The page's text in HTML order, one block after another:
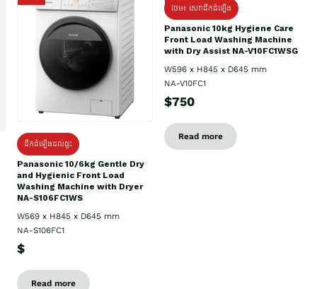
ដឹកដំឡើងដល់ផ្ទះ
Panasonic 10/6kg Gentle Dry
and Hygienic Front Load
Washing Machine with Dryer
NA-S106FC1WS
W569 x H845 x D645 mm
NA-S106FC1
$
Read more
ថែម៖ សេវាដឹកដំឡើង
Panasonic 10kg Hygiene Care
Front Load Washing Machine
with Dry Assist NA-V10FC1WSG
W596 x H845 x D645 mm
NA-V10FC1
$750
Read more